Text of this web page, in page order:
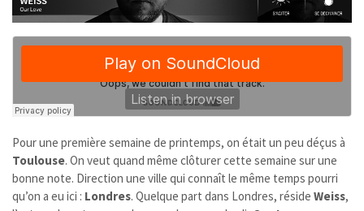
Pour une première semaine de printemps, on était un peu déçus à
Toulouse. On veut quand même clôturer cette semaine sur une
bonne note. Direction une ville qui connaît le même temps pourri
qu’on a eu ici : Londres. Quelque part dans Londres, réside Weiss,